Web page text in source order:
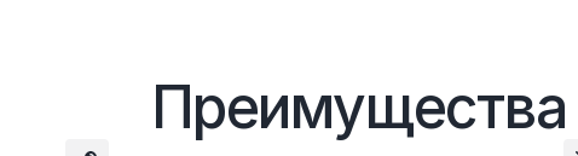
Преимущества